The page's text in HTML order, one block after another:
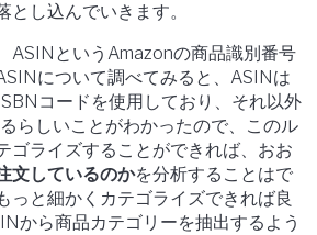
とし込んでいきます。
ASIN という Amazonの商品識別番号
について調べてみると 、ASINは
コードを使用しており、それ以外
らしいことがわかったので、このル
ゴライズすることができれば、おお
文しているのかを分析することはで
っと細かくカテゴライズできれば良
から商品カテゴリーを抽出するよう